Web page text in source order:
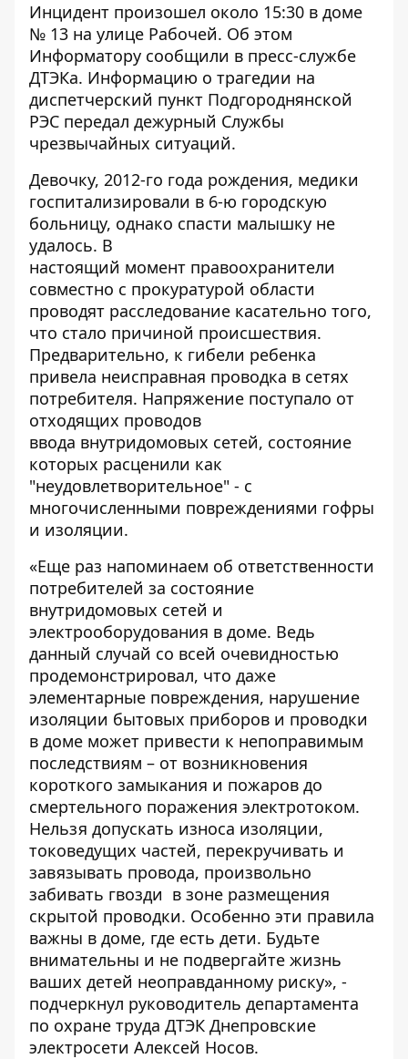
Инцидент произошел около 15:30 в доме
№ 13 на улице Рабочей. Об этом
Информатору сообщили в пресс-службе
ДТЭКа. Информацию о трагедии на
диспетчерский пункт Подгороднянской
РЭС передал дежурный Службы
чрезвычайных ситуаций.
Девочку, 2012-го года рождения, медики
госпитализировали в 6-ю городскую
больницу, однако спасти малышку не
удалось. В
настоящий момент правоохранители
совместно с прокуратурой области
проводят расследование касательно того,
что стало причиной происшествия.
Предварительно, к гибели ребенка
привела неисправная проводка в сетях
потребителя. Напряжение поступало от
отходящих проводов
ввода внутридомовых сетей, состояние
которых расценили как
"неудовлетворительное" - с
многочисленными повреждениями гофры
и изоляции.
«Еще раз напоминаем об ответственности
потребителей за состояние
внутридомовых сетей и
электрооборудования в доме. Ведь
данный случай со всей очевидностью
продемонстрировал, что даже
элементарные повреждения, нарушение
изоляции бытовых приборов и проводки
в доме может привести к непоправимым
последствиям – от возникновения
короткого замыкания и пожаров до
смертельного поражения электротоком.
Нельзя допускать износа изоляции,
токоведущих частей, перекручивать и
завязывать провода, произвольно
забивать гвозди в зоне размещения
скрытой проводки. Особенно эти правила
важны в доме, где есть дети. Будьте
внимательны и не подвергайте жизнь
ваших детей неоправданному риску», -
подчеркнул руководитель департамента
по охране труда ДТЭК Днепровские
электросети Алексей Носов.